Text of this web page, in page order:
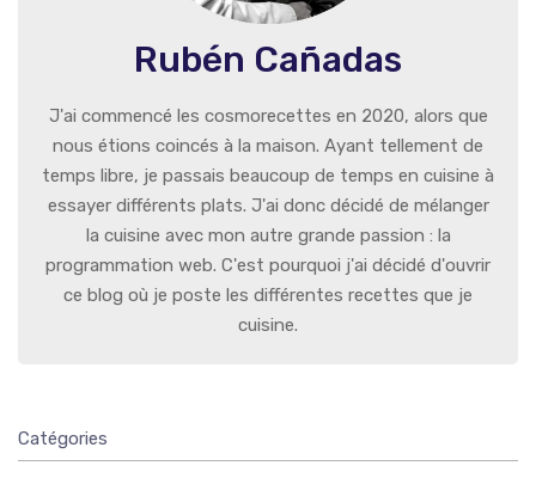
Rubén Cañadas
J'ai commencé les cosmorecettes en 2020, alors que
nous étions coincés à la maison. Ayant tellement de
temps libre, je passais beaucoup de temps en cuisine à
essayer différents plats. J'ai donc décidé de mélanger
la cuisine avec mon autre grande passion : la
programmation web. C'est pourquoi j'ai décidé d'ouvrir
ce blog où je poste les différentes recettes que je
cuisine.
Catégories